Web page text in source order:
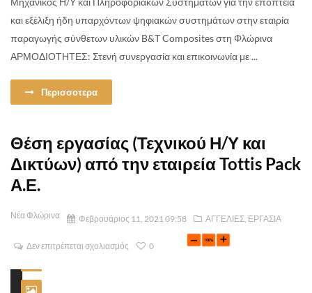
και εξέλιξη ήδη υπαρχόντων ψηφιακών συστημάτων στην εταιρία
παραγωγής σύνθετων υλικών B&T Composites στη Φλώρινα
ΑΡΜΟΔΙΟΤΗΤΕΣ: Στενή συνεργασία και επικοινωνία με ...
Περισσοτερα
Θέση εργασίας (Τεχνικού Η/Υ και
Δικτύων) από την εταιρεία Tottis Pack
Α.Ε.
Νέα Φλώρινα Φεβρουάριος 11, 2021 09:58 ΑΓΓΕΛΙΕΣ, ΕΡΓΑΣΙΑ
Δεν επιτρέπεται σχολιασμός 0